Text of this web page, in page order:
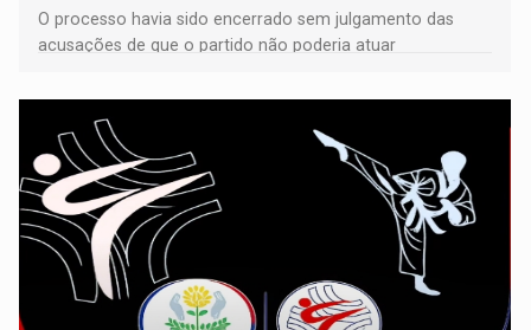
O processo havia sido encerrado sem julgamento das
acusações de que o partido não poderia atuar